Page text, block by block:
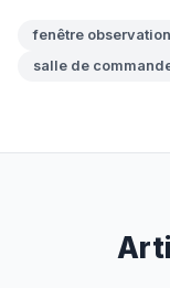
fenêtre observation
salle de